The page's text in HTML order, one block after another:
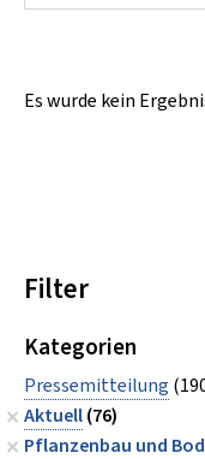
Es wurde kein
Filter
Kategorien
Pressemitteilung
Aktuell(76)
Pflanzenbau und